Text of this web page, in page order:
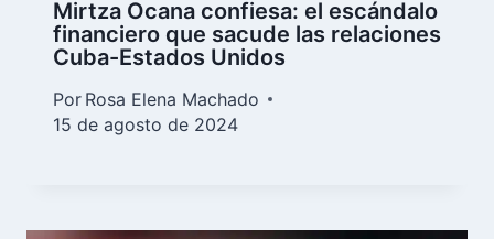
Mirtza Ocana confiesa: el escándalo
financiero que sacude las relaciones
Cuba-Estados Unidos
Por Rosa Elena Machado
15 de agosto de 2024